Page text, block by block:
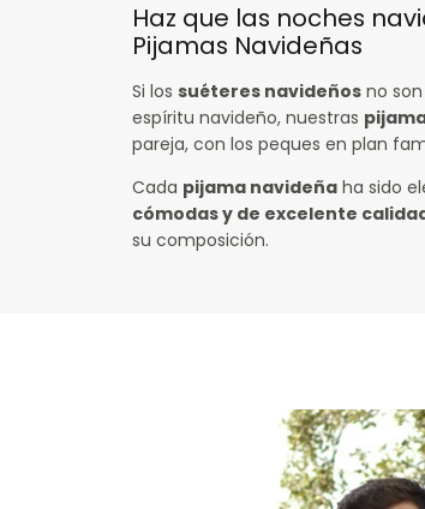
Haz que las noches
Pijamas Navideñas
Si los suéteres navideños no
espíritu navideño, nuestras
pareja, con los peques en plan
Cada pijama navideña ha sido
cómodas y de excelente
su composición.